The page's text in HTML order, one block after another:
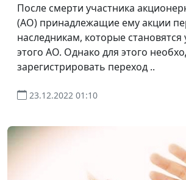
После смерти участника
(АО) принадлежащие ему акции
наследникам, которые становятся
этого АО. Однако для этого
зарегистрировать переход ..
23.12.2022 01:10